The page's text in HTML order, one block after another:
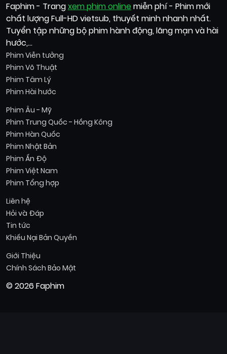
Faphim - Trangxem phim online miễn phí - Phim mới
chất lượng Full-HD vietsub, thuyết minh nhanh nhất.
Tuyển tập những bộ phim hành động, lãng mạn và hài
hước,...
Phim Viễn tưởng
Phim Võ Thuật
Phim Tâm Lý
Phim Hài hước
Phim Âu - Mỹ
Phim Trung Quốc - Hồng Kông
Phim Hàn Quốc
Phim Nhật Bản
Phim Ấn Độ
Phim Việt Nam
Phim Tổng hợp
Liên hệ
Hỏi và Đáp
Tin tức
Khiếu Nại Bản Quyền
Giới Thiệu
Chính Sách Bảo Mật
© 2026 Faphim